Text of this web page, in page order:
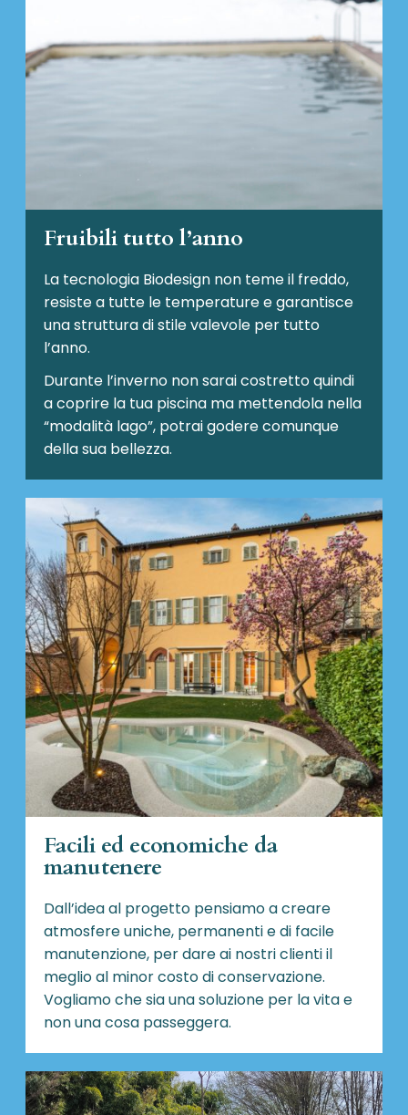
Fruibili tutto l’anno
La tecnologia Biodesign non teme il freddo,
resiste a tutte le temperature e garantisce
una struttura di stile valevole per tutto
l’anno.
Durante l’inverno non sarai costretto quindi
a coprire la tua piscina ma mettendola nella
“modalità lago”, potrai godere comunque
della sua bellezza.
Facili ed economiche da
manutenere
Dall’idea al progetto pensiamo a creare
atmosfere uniche, permanenti e di facile
manutenzione, per dare ai nostri clienti il
meglio al minor costo di conservazione.
Vogliamo che sia una soluzione per la vita e
non una cosa passeggera.